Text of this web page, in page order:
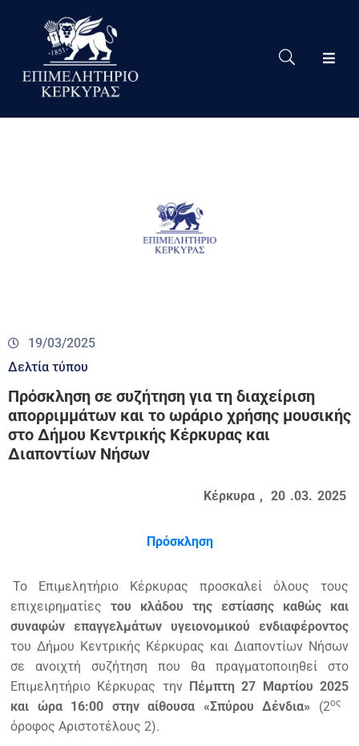
Το
Eπιμελητήριο
19/03/2025
Δελτία τύπου
Πρόσκληση σε συζήτηση για τη διαχείριση
απορριμμάτων και το ωράριο χρήσης μουσικής
στο Δήμου Κεντρικής Κέρκυρας και
Διαποντίων Νήσων
Κέρκυρα , 20 .03. 2025
Πρόσκληση
Το Επιμελητήριο Κέρκυρας προσκαλεί όλους τους
επιχειρηματίες του κλάδου της εστίασης καθώς και
συναφών επαγγελμάτων υγειονομικού ενδιαφέροντος
του Δήμου Κεντρικής Κέρκυρας και Διαποντίων Νήσων
σε ανοιχτή συζήτηση που θα πραγματοποιηθεί στο
Επιμελητήριο Κέρκυρας την Πέμπτη 27 Μαρτίου 2025
και ώρα 16:00 στην αίθουσα «Σπύρου Δένδια» (2ος
όροφος Αριστοτέλους 2).